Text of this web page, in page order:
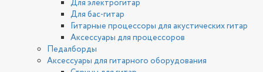
Для электрогитар
Для бас-гитар
Гитарные процессоры для акустических гитар
Аксессуары для процессоров
Педалборды
Аксессуары для гитарного оборудования